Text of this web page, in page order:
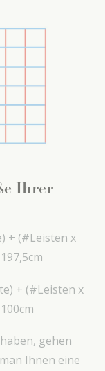
Ihrer
+ (#Leisten x
+ (#Leisten x
gehen
Ihnen eine